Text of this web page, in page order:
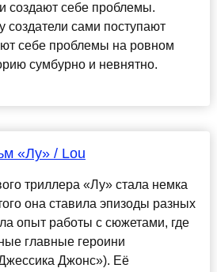
создают себе проблемы.
создатели сами поступают
себе проблемы на ровном
сумбурно и невнятно.
«Лу» / Lou
триллера «Лу» стала немка
она ставила эпизоды разных
опыт работы с сюжетами, где
главные героини
Джонс»). Её